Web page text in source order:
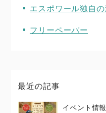
エスポワール独自の
フリーペーパー
最近の記事
イベント情